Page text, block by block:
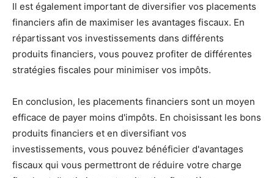
Il est également important de diversifier vos placements
financiers afin de maximiser les avantages fiscaux. En
répartissant vos investissements dans différents
produits financiers, vous pouvez profiter de différentes
stratégies fiscales pour minimiser vos impôts.
En conclusion, les placements financiers sont un moyen
efficace de payer moins d'impôts. En choisissant les bons
produits financiers et en diversifiant vos
investissements, vous pouvez bénéficier d'avantages
fiscaux qui vous permettront de réduire votre charge